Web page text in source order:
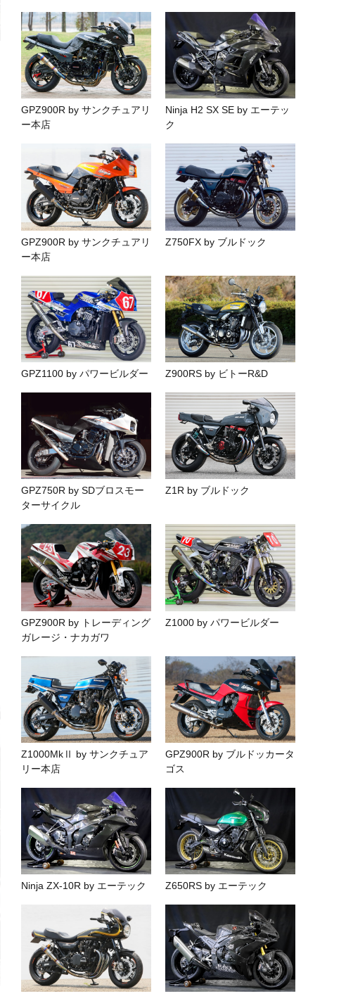
GPZ900R by サンクチュアリ
ー本店
Ninja H2 SX SE by エーテッ
ク
GPZ900R by サンクチュアリ
ー本店
Z750FX by ブルドック
GPZ1100 by パワービルダー Z900RS by ビトーR&D
GPZ750R by SDブロスモー
ターサイクル
Z1R by ブルドック
GPZ900R by トレーディング
ガレージ・ナカガワ
Z1000 by パワービルダー
Z1000MkⅡ by サンクチュア
リー本店
GPZ900R by ブルドッカータ
ゴス
Ninja ZX-10R by エーテック Z650RS by エーテック